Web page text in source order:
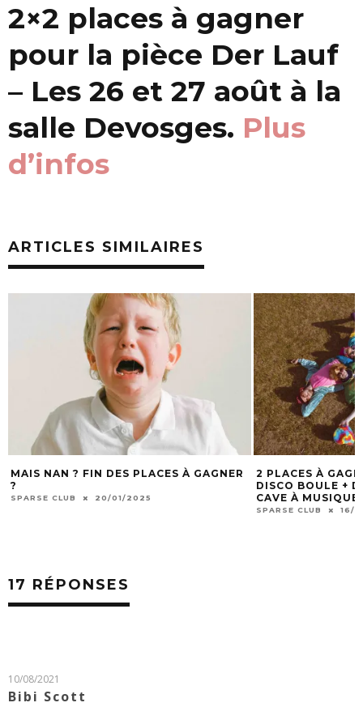
2×2 places à gagner
pour la pièce Der Lauf
– Les 26 et 27 août à la
salle Devosges. Plus
d’infos
ARTICLES SIMILAIRES
MAIS NAN ? FIN DES PLACES À GAGNER
?
SPARSE CLUB 20/01/2025
2 PLACES À
DISCO BOULE +
CAVE À
SPARSE CLUB 16/
17 RÉPONSES
10/08/2021
Bibi Scott